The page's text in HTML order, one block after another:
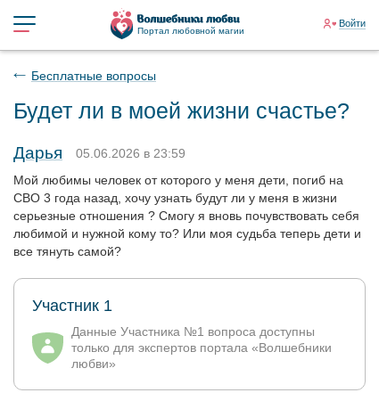
Портал любовной магии
Войти
Бесплатные вопросы
Будет ли в моей жизни счастье?
Дарья
05.06.2026 в 23:59
Мой любимы человек от которого у меня дети, погиб на
СВО 3 года назад, хочу узнать будут ли у меня в жизни
серьезные отношения ? Смогу я вновь почувствовать себя
любимой и нужной кому то? Или моя судьба теперь дети и
все тянуть самой?
Участник 1
Данные Участника №1 вопроса доступны
только для экспертов портала «Волшебники
любви»